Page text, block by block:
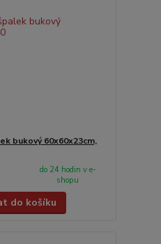
bukový 60x60x23cm,
do 24 hodin v e-
shopu
do košíku